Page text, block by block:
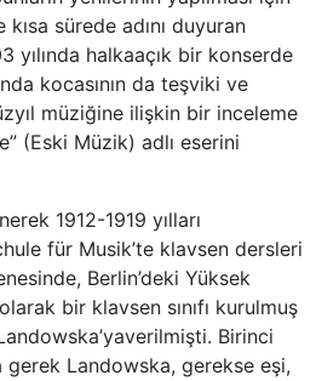
sürede adını duyuran
yılında halkaaçık bir konserde
kocasının da teşviki ve
müziğine ilişkin bir inceleme
(Eski Müzik) adlı eserini
1912-1919 yılları
für Musik’te klavsen dersleri
Berlin’deki Yüksek
bir klavsen sınıfı kurulmuş
Birinci
gerek Landowska, gerekse eşi,